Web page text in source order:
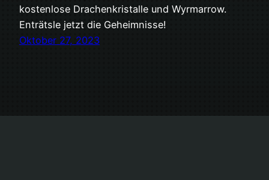
kostenlose Drachenkristalle und Wyrmarrow.
Enträtsle jetzt die Geheimnisse!
Oktober 27, 2023